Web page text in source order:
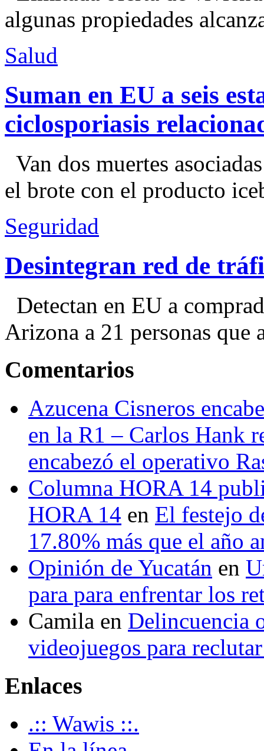
algunas propiedades
Salud
Suman en EU a seis
ciclosporiasis
Van dos muertes
el brote con el producto
Seguridad
Desintegran red de
Detectan en EU a
Arizona a 21 personas que
Comentarios
Azucena Cisneros
en la R1 – Carlos Hank
encabezó el operativo
Columna HORA 14
HORA 14 en El festejo
17.80% más que el año
Opinión de Yucatán en
para para enfrentar los
Camila en Delincuencia
videojuegos para
Enlaces
.:: Wawis ::.